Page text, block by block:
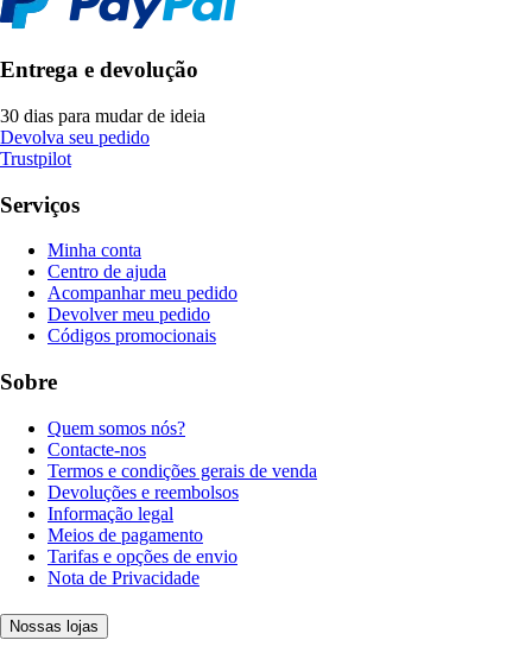
Entrega e devolução
30 dias para mudar de ideia
Devolva seu pedido
Trustpilot
Serviços
Minha conta
Centro de ajuda
Acompanhar meu pedido
Devolver meu pedido
Códigos promocionais
Sobre
Quem somos nós?
Contacte-nos
Termos e condições gerais de venda
Devoluções e reembolsos
Informação legal
Meios de pagamento
Tarifas e opções de envio
Nota de Privacidade
Nossas lojas